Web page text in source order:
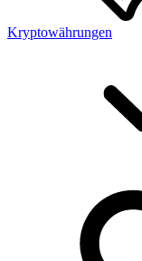
Kryptowährungen